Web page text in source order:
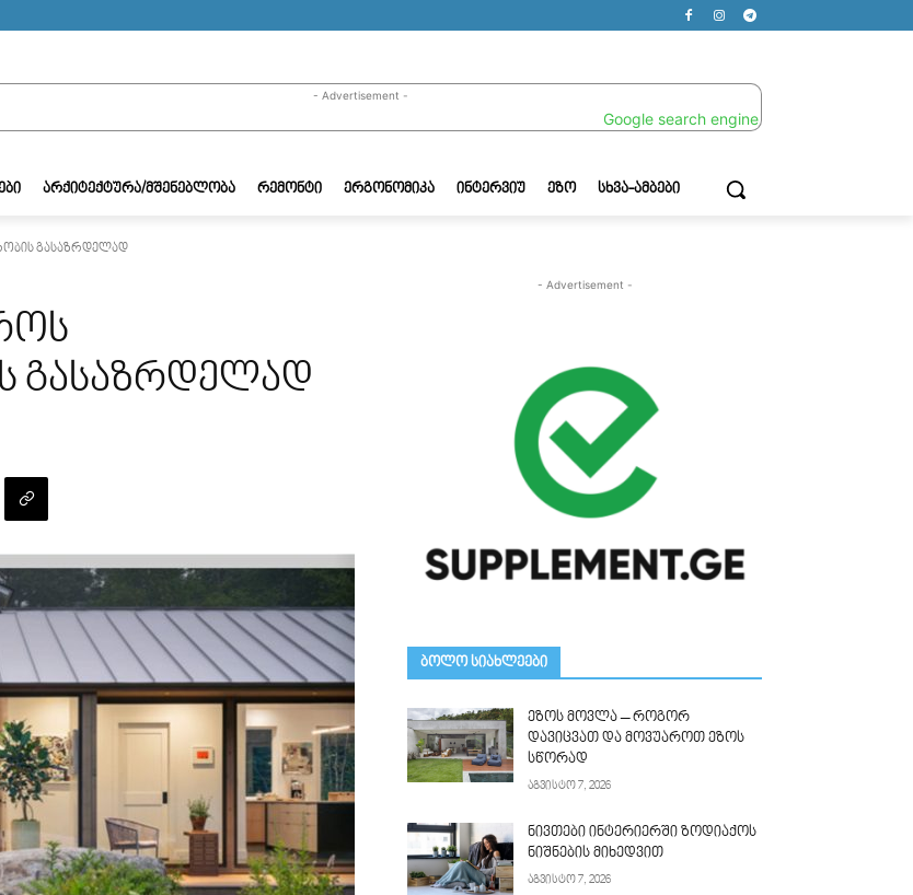
- Advertisement -
ᲐᲠᲥᲘᲢᲔᲥᲢᲣᲠᲐ/ᲛᲨᲔᲜᲔᲑᲚᲝᲑᲐ ᲠᲔᲛᲝᲜᲢᲘ ᲔᲠᲒᲝᲜᲝᲛᲘᲙᲐ ᲘᲜᲢᲔᲠᲕᲘᲣ ᲔᲖᲝ ᲡᲮᲕᲐ-ᲐᲛᲑᲔᲑᲘ
გასაზრდელად
გასაზრდელად
- Advertisement -
ᲑᲝᲚᲝ ᲡᲘᲐᲮᲚᲔᲔᲑᲘ
ეზოს მოვლა – როგორ
დავიცვათ და მოვუაროთ ეზოს
სწორად
აგვისტო 7, 2026
ნივთები ინტერიერში ზოდიაქოს
ნიშნების მიხედვით
აგვისტო 7, 2026